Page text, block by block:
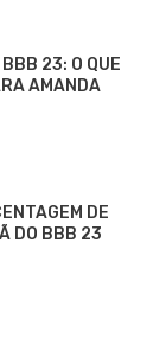
23: O QUE
AMANDA
DE
DO BBB 23